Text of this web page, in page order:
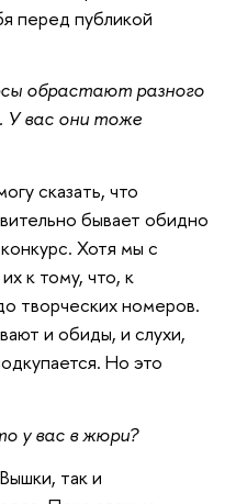
перед публикой
обрастают разного
У вас они тоже
сказать, что
бывает обидно
Хотя мы с
к тому, что, к
творческих номеров.
и обиды, и слухи,
Но это
у вас в жюри?
так и